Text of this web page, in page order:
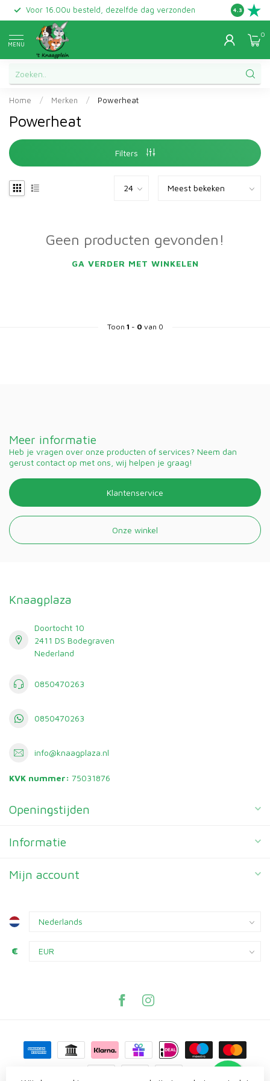
Voor 16.00u besteld, dezelfde dag verzonden Gratis
4.3
MENU
0
Home / Merken / Powerheat
Powerheat
Filters
Geen producten gevonden!
GA VERDER MET WINKELEN
Toon 1 - 0 van 0
Meer informatie
Heb je vragen over onze producten of services? Neem dan
gerust contact op met ons, wij helpen je graag!
Klantenservice
Onze winkel
Knaagplaza
Doortocht 10
2411 DS Bodegraven
Nederland
0850470263
0850470263
info@knaagplaza.nl
KVK nummer: 75031876
Openingstijden
Informatie
Mijn account
€